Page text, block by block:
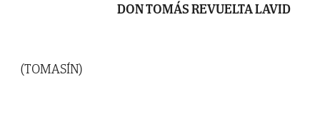
DON TOMÁS REVUELTA LAVID
(TOMASÍN)